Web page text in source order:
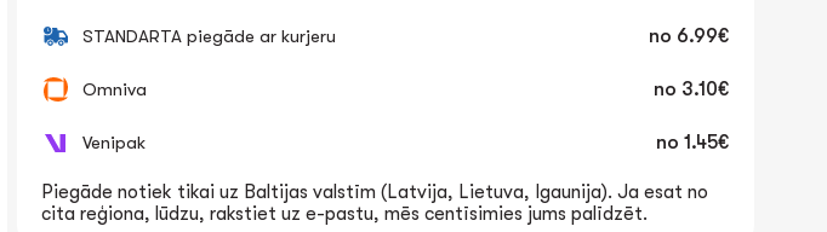
STANDARTA piegāde ar kurjeru no 6.99€
Omniva no 3.10€
Venipak no 1.45€
Piegāde notiek tikai uz Baltijas valstīm (Latvija, Lietuva, Igaunija). Ja esat no
cita reģiona, lūdzu, rakstiet uz e-pastu, mēs centīsimies jums palīdzēt.